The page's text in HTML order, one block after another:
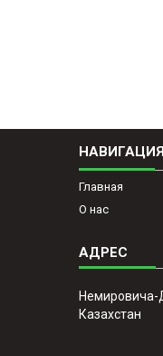
НАВИГАЦИЯ
Главная
О нас
Немировича-
Казахстан